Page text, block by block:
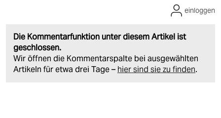
Die Kommentarfunktion unter diesem Artikel ist
geschlossen.
Wir öffnen die Kommentarspalte bei ausgewählten
Artikeln für etwa drei Tage – hier sind sie zu finden.
einloggen